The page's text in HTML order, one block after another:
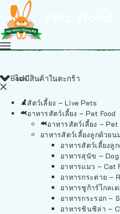
ไม่มีสินค้าในตะกร้า
Back
สัตว์เลี้ยง – Live Pets
อาหารสัตว์เลี้ยง – Pet Food
อาหารสัตว์เลี้ยง – Pet
อาหารสัตว์เลี้ยงลูกด้วยน
อาหารสัตว์เลี้ยงลู
อาหารสุนัข – Dog
อาหารแมว – Cat
อาหารกระต่าย –
อาหารชูก้าร์ไกลเ
อาหารกระรอก –
อาหารชินชิล่า –